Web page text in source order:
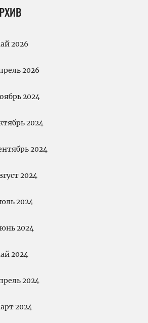
2026
2026
2024
2024
2024
2024
2024
2024
2024
2024
2024